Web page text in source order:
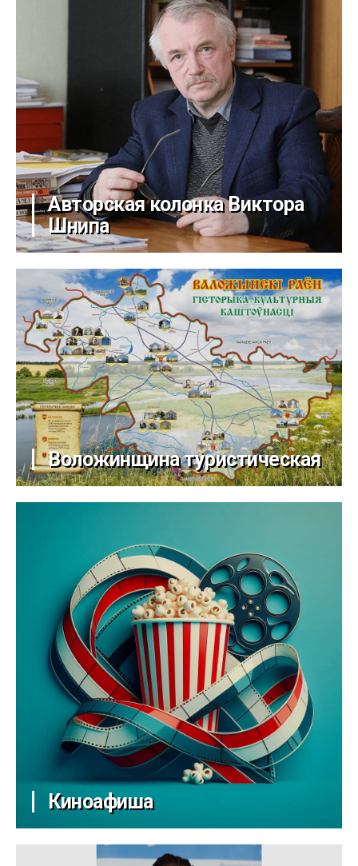
Авторская колонка Виктора
Шнипа
Воложинщина туристическая
Киноафиша